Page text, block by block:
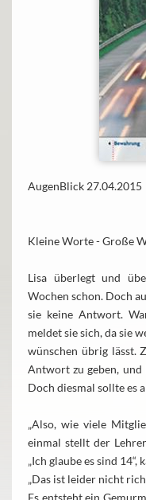
AugenBlick 27.04.2015
Kleine Worte - Große
Lisa überlegt und
Wochen schon. Doch
sie keine Antwort.
meldet sie sich, da sie
wünschen übrig lässt.
Antwort zu geben, und
Doch diesmal sollte es
„Also, wie viele
einmal stellt der Lehrer
„Ich glaube es sind
„Das ist leider nicht